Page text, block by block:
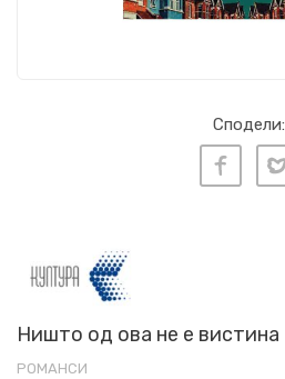
Сподели:
Ништо од ова не е вистина
РОМАНСИ